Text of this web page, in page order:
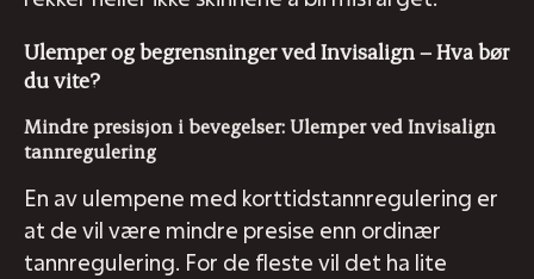
Ulemper og begrensninger ved Invisalign – Hva bør
du vite?
Mindre presisjon i bevegelser: Ulemper ved Invisalign
tannregulering
En av ulempene med korttidstannregulering er
at de vil være mindre presise enn ordinær
tannregulering. For de fleste vil det ha lite